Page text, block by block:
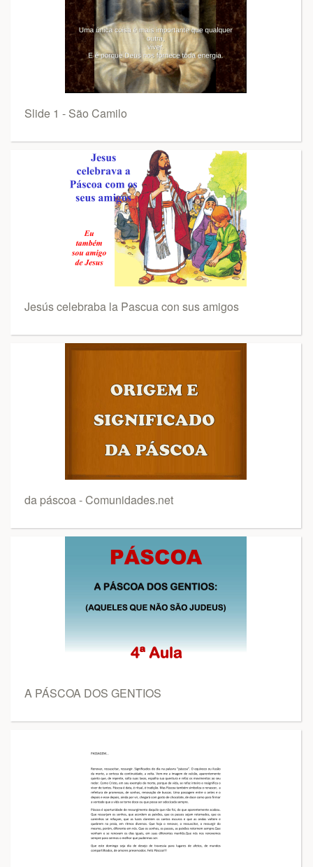
Slide 1 - São Camilo
Jesús celebraba la Pascua con sus amigos
da páscoa - Comunidades.net
A PÁSCOA DOS GENTIOS